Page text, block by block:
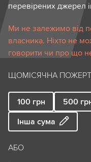
перевірених джерел
Ми не залежимо від
власника. Ніхто не
говорити чи про що
ЩОМІСЯЧНА
100 грн 500
Інша сума
АБО